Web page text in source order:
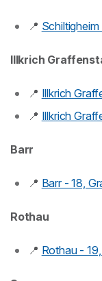
📍
Illkrich
📍 Illkrich
📍 Illkrich
Barr
📍 Barr - 18,
Rothau
📍 Rothau -